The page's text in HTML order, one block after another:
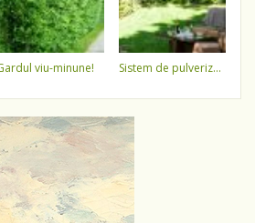
gardul viu-minune! sistem de pulverizare a apei